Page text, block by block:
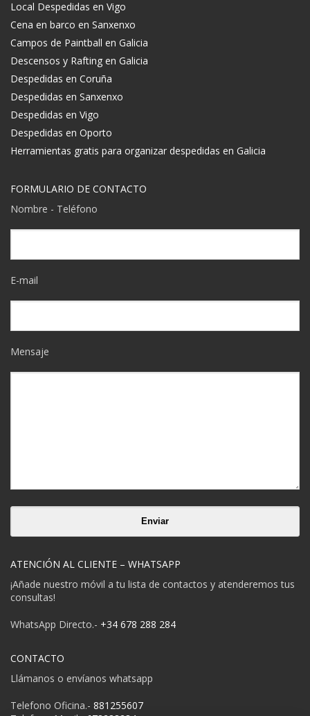
Local Despedidas en Vigo
Cena en barco en Sanxenxo
Campos de Paintball en Galicia
Descensos y Rafting en Galicia
Despedidas en Coruña
Despedidas en Sanxenxo
Despedidas en Vigo
Despedidas en Oporto
Herramientas gratis para organizar despedidas en Galicia
FORMULARIO DE CONTACTO
Nombre - Teléfono
E-mail
Mensaje
ATENCIÓN AL CLIENTE – WHATSAPP
¡Añade nuestro móvil a tu lista de contactos y atenderemos tus
consultas!
WhatsApp Directo.- +34 678 288 284
CONTACTO
Llámanos o envíanos whatsapp
Telefono Oficina.- 881255607